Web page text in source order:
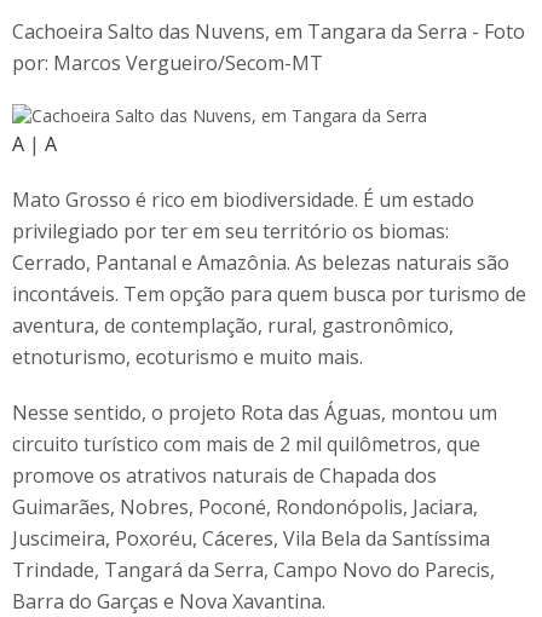
Cachoeira Salto das Nuvens, em Tangara da Serra - Foto
por: Marcos Vergueiro/Secom-MT
A | A
Mato Grosso é rico em biodiversidade. É um estado
privilegiado por ter em seu território os biomas:
Cerrado, Pantanal e Amazônia. As belezas naturais são
incontáveis. Tem opção para quem busca por turismo de
aventura, de contemplação, rural, gastronômico,
etnoturismo, ecoturismo e muito mais.
Nesse sentido, o projeto Rota das Águas, montou um
circuito turístico com mais de 2 mil quilômetros, que
promove os atrativos naturais de Chapada dos
Guimarães, Nobres, Poconé, Rondonópolis, Jaciara,
Juscimeira, Poxoréu, Cáceres, Vila Bela da Santíssima
Trindade, Tangará da Serra, Campo Novo do Parecis,
Barra do Garças e Nova Xavantina.